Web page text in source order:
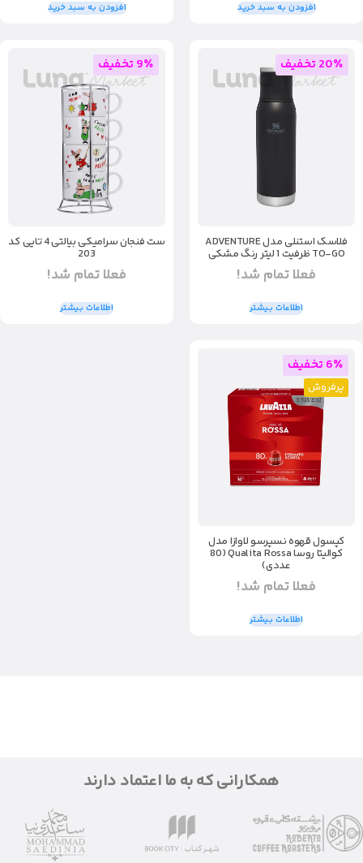
افزودن به سبد خرید افزودن به سبد خرید
20٪ تخفیف
فلاسک استنلی مدل ADVENTURE
TO-GO ظرفیت 1 لیتر رنگ مشکی
فعلا تمام شد!
اطلاعات بیشتر
9٪ تخفیف
ست فنجان سرامیکی بیالتی 4 تایی کد
203
فعلا تمام شد!
اطلاعات بیشتر
6٪ تخفیف
پرفروش
کپسول قهوه نسپرسو لاوازا مدل
کوالیتا روسا Qualita Rossa (80
عددی)
فعلا تمام شد!
اطلاعات بیشتر
همکارانی که به ما اعتماد دارند